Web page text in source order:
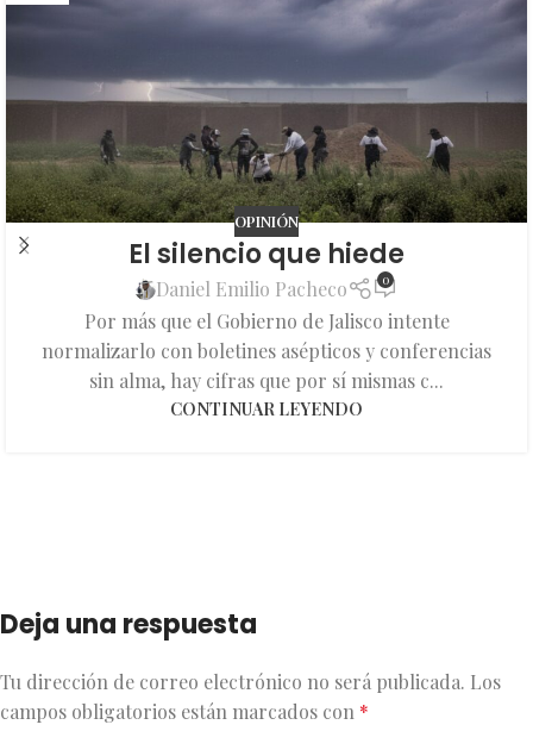
OPINIÓN
El silencio que hiede
Daniel Emilio Pacheco 0
Por más que el Gobierno de Jalisco intente
normalizarlo con boletines asépticos y conferencias
sin alma, hay cifras que por sí mismas c...
CONTINUAR LEYENDO
Deja una respuesta
Tu dirección de correo electrónico no será publicada. Los
campos obligatorios están marcados con *